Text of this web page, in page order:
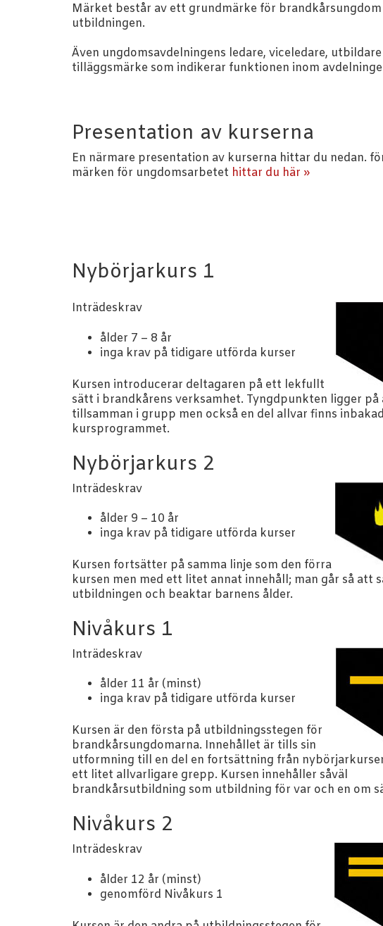
Märket består av ett grundmärke för
utbildningen.
Även ungdomsavdelningens ledare, viceledare,
tilläggsmärke som indikerar funktionen inom
Presentation av kurserna
En närmare presentation av kurserna hittar du nedan.
märken för ungdomsarbetet hittar du här »
Nybörjarkurs 1
Inträdeskrav
ålder 7 – 8 år
inga krav på tidigare utförda kurser
Kursen introducerar deltagaren på ett lekfullt
sätt i brandkårens verksamhet. Tyngdpunkten ligger
tillsamman i grupp men också en del allvar finns
kursprogrammet.
Nybörjarkurs 2
Inträdeskrav
ålder 9 – 10 år
inga krav på tidigare utförda kurser
Kursen fortsätter på samma linje som den förra
kursen men med ett litet annat innehåll; man går så att
utbildningen och beaktar barnens ålder.
Nivåkurs 1
Inträdeskrav
ålder 11 år (minst)
inga krav på tidigare utförda kurser
Kursen är den första på utbildningsstegen för
brandkårsungdomarna. Innehållet är tills sin
utformning till en del en fortsättning från
ett litet allvarligare grepp. Kursen innehåller såväl
brandkårsutbildning som utbildning för var och en om
Nivåkurs 2
Inträdeskrav
ålder 12 år (minst)
genomförd Nivåkurs 1